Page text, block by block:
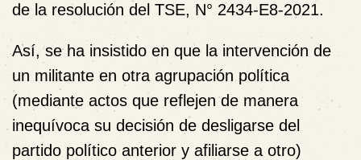
de la resolución del TSE, N° 2434-E8-2021.
Así, se ha insistido en que la intervención de
un militante en otra agrupación política
(mediante actos que reflejen de manera
inequívoca su decisión de desligarse del
partido político anterior y afiliarse a otro)